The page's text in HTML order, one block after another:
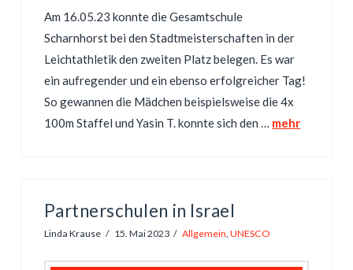
Am 16.05.23 konnte die Gesamtschule
Scharnhorst bei den Stadtmeisterschaften in der
Leichtathletik den zweiten Platz belegen. Es war
ein aufregender und ein ebenso erfolgreicher Tag!
So gewannen die Mädchen beispielsweise die 4x
100m Staffel und Yasin T. konnte sich den … mehr
Partnerschulen in Israel
Linda Krause 15. Mai 2023 Allgemein UNESCO